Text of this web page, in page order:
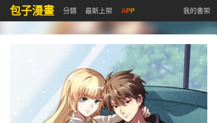
包子漫畫 分類 最新上架 APP 我的書架